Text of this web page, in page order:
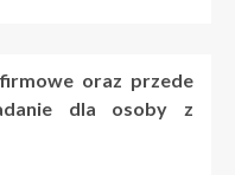
oraz przede
dla osoby z